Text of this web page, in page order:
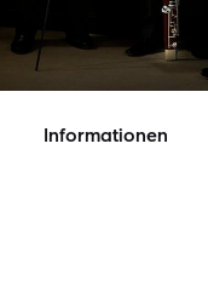
Informationen